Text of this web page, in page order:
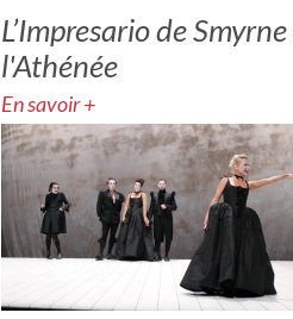
L’Impresario de
l'Athénée
En savoir +